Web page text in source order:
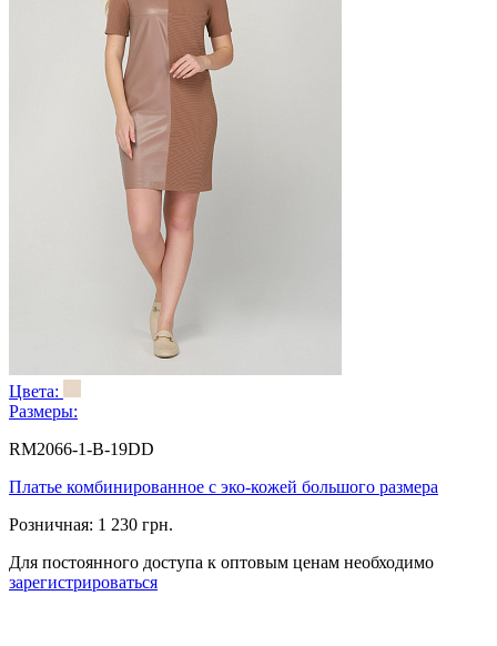
Цвета:
Размеры:
RM2066-1-B-19DD
Платье комбинированное с эко-кожей большого размера
Розничная: 1 230 грн.
Для постоянного доступа к оптовым ценам необходимо
зарегистрироваться